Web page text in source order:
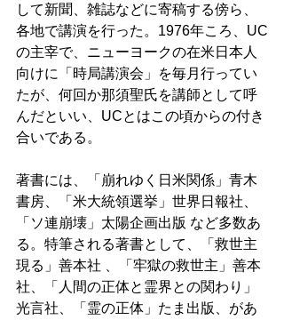
して新聞、雑誌などに寄稿する傍ら、
各地で講演を行った。1976年ころ、UC
の主宰で、ニューヨークの在米日本人
向けに「時局講演会」を毎月行ってい
たが、何回か那須聖氏を講師として呼
んだといい、UCとはこの頃からの付き
合いである。
著書には、「崩れゆく日米関係」青木
書房、「米大統領選挙」世界日報社、
「ソ連崩壊」太陽企画出版 など多数あ
る。特筆される著書として、「救世主
現る」善本社 、「牢獄の救世主」善本
社、「人間の正体と霊界との関わり」
光言社、「霊の正体」たま出版、があ